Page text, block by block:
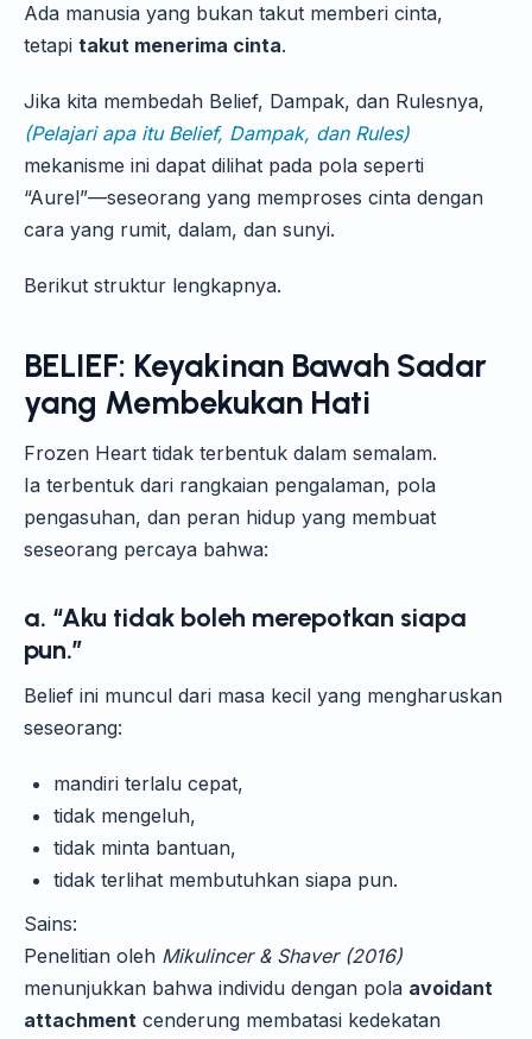
Ada manusia yang bukan takut memberi cinta,
tetapi takut menerima cinta.
Jika kita membedah Belief, Dampak, dan Rulesnya,
(Pelajari apa itu Belief, Dampak, dan Rules)
mekanisme ini dapat dilihat pada pola seperti
“Aurel”—seseorang yang memproses cinta dengan
cara yang rumit, dalam, dan sunyi.
Berikut struktur lengkapnya.
BELIEF: Keyakinan Bawah Sadar
yang Membekukan Hati
Frozen Heart tidak terbentuk dalam semalam.
Ia terbentuk dari rangkaian pengalaman, pola
pengasuhan, dan peran hidup yang membuat
seseorang percaya bahwa:
a. “Aku tidak boleh merepotkan siapa
pun.”
Belief ini muncul dari masa kecil yang mengharuskan
seseorang:
mandiri terlalu cepat,
tidak mengeluh,
tidak minta bantuan,
tidak terlihat membutuhkan siapa pun.
Sains:
Penelitian oleh Mikulincer & Shaver (2016)
menunjukkan bahwa individu dengan pola avoidant
attachment cenderung membatasi kedekatan